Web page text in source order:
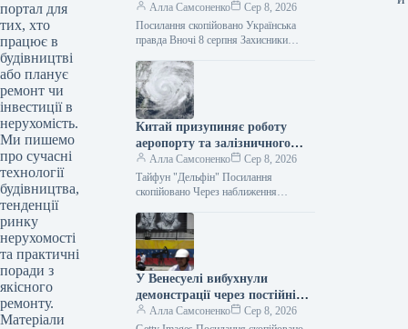
портал для
тих, хто
працює в
будівництві
або планує
ремонт чи
інвестиції в
нерухомість.
Ми пишемо
про сучасні
технології
будівництва,
тенденції
ринку
нерухомості
та практичні
поради з
якісного
ремонту.
Матеріали
заводах у Росії, повідомив
Генеральний штаб.
Алла Самсоненко
Сер 8, 2026
Посилання скопійовано Українська
правда Вночі 8 серпня Захисники
Сизранському нафтопереробних
заводах у Росії, а…
Китай призупиняє роботу
аеропорту та залізничного
сполучення через буревій
“Дельфін”
Алла Самсоненко
Сер 8, 2026
Тайфун "Дельфін" Посилання
скопійовано Через наближення
припиняє авіасполучення та обмежує
рух частини поїздів у районі дельти…
У Венесуелі вибухнули
демонстрації через постійні
перебої з електроенергією
Алла Самсоненко
Сер 8, 2026